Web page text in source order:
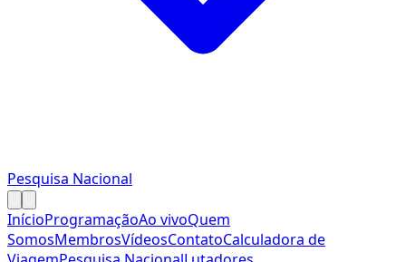
Pesquisa Nacional
InícioProgramaçãoAo vivoQuem
SomosMembrosVídeosContatoCalculadora de